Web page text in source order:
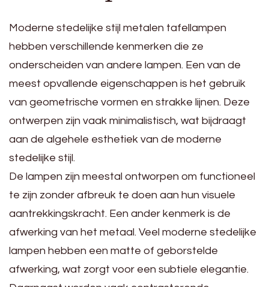
Moderne stedelijke stijl metalen tafellampen
hebben verschillende kenmerken die ze
onderscheiden van andere lampen. Een van de
meest opvallende eigenschappen is het gebruik
van geometrische vormen en strakke lijnen. Deze
ontwerpen zijn vaak minimalistisch, wat bijdraagt
aan de algehele esthetiek van de moderne
stedelijke stijl.
De lampen zijn meestal ontworpen om functioneel
te zijn zonder afbreuk te doen aan hun visuele
aantrekkingskracht. Een ander kenmerk is de
afwerking van het metaal. Veel moderne stedelijke
lampen hebben een matte of geborstelde
afwerking, wat zorgt voor een subtiele elegantie.